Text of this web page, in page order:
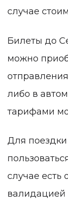
случае
Билеты до
можно
либо в
тарифами
Для
случае
валидацией